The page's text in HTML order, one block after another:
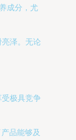
成分，尤
泽。无论
极具竞争
品能够及